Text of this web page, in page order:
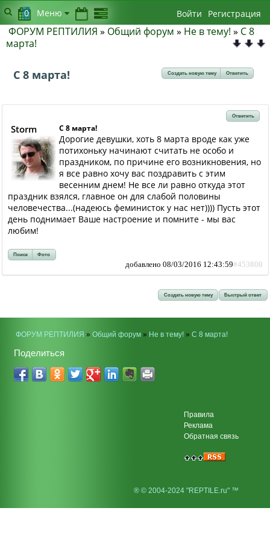
ФОРУМ РЕПТИЛИЯ » Общий форум » Не в тему! » C 8
марта!
C 8 марта! Создать новую тему Ответить
Ответить
Storm C 8 марта!
Дорогие девушки, хоть 8 марта вроде как уже
потихоньку начинают считать не особо и
праздником, по причине его возникновения, но
я все равно хочу вас поздравить с этим
весенним днем! Не все ли равно откуда этот
праздник взялся, главное он для слабой половины
человечества...(надеюсь феминисток у нас нет)))) Пусть этот
день поднимает Ваше настроение и помните - мы вас
любим!
Поиск Фото
добавлено 08/03/2016 12:43:59#453808
Создать новую тему Быстрый ответ
0 Меню Войти Регистрация
ФОРУМ РЕПТИЛИЯ » Общий форум» Не в тему!» C 8 марта!
Поделиться
Правила
Реклама
Обратная связь
® © 2004-2024 "REPTILE.ru" ™